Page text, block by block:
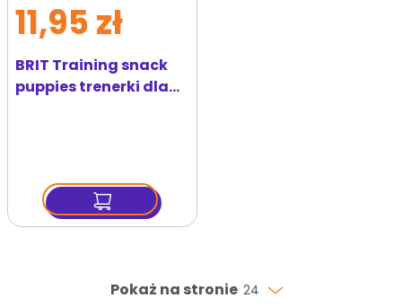
BRIT Training snack
puppies trenerki dla
11,95 zł
Pokaż na stronie 24